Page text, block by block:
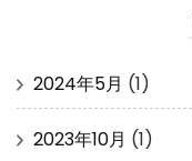
2024年5月 (1)
2023年10月 (1)